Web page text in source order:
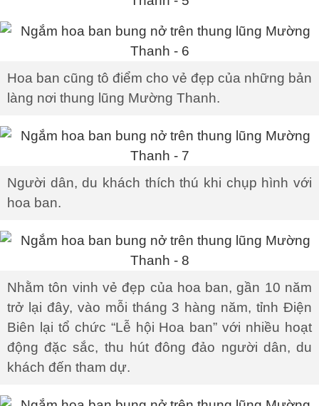
Hoa ban cũng tô điểm cho vẻ đẹp của những bản
làng nơi thung lũng Mường Thanh.
Người dân, du khách thích thú khi chụp hình với
hoa ban.
Nhằm tôn vinh vẻ đẹp của hoa ban, gần 10 năm
trở lại đây, vào mỗi tháng 3 hàng năm, tỉnh Điện
Biên lại tổ chức “Lễ hội Hoa ban” với nhiều hoạt
động đặc sắc, thu hút đông đảo người dân, du
khách đến tham dự.